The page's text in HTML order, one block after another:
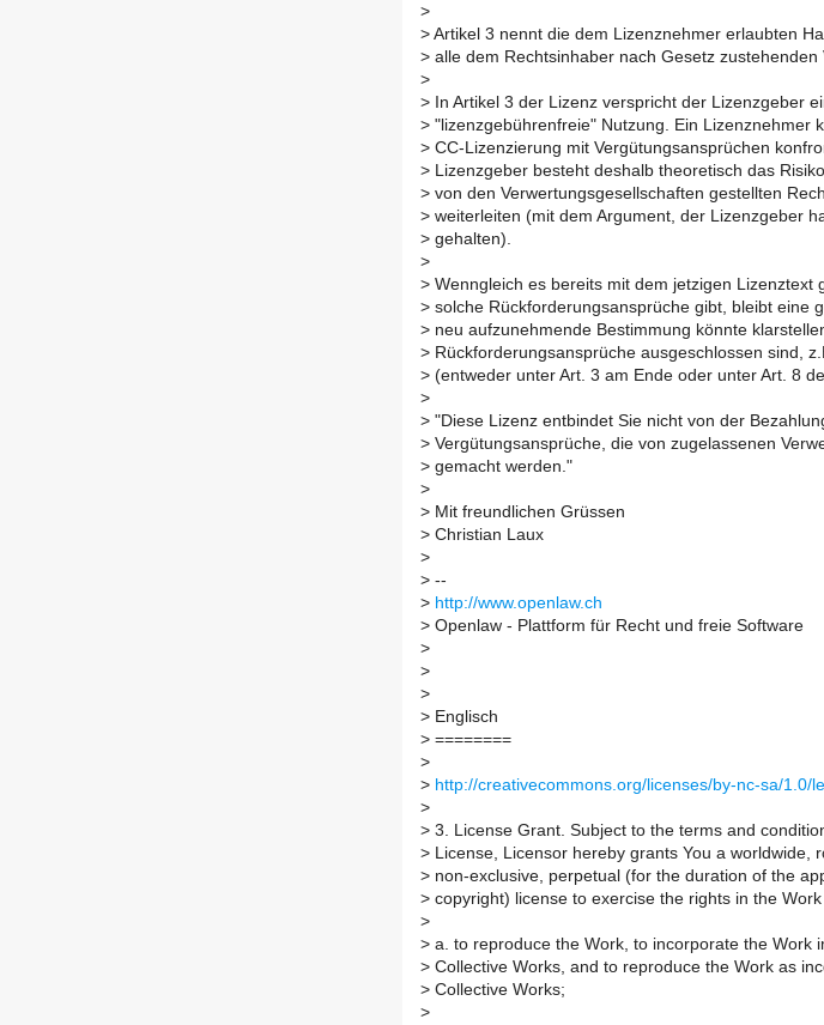
>
> Artikel 3 nennt die dem Lizenznehmer erlaubten
> alle dem Rechtsinhaber nach Gesetz zustehenden
>
> In Artikel 3 der Lizenz verspricht der Lizenzgeber
> "lizenzgebührenfreie" Nutzung. Ein Lizenznehmer
> CC-Lizenzierung mit Vergütungsansprüchen
> Lizenzgeber besteht deshalb theoretisch das
> von den Verwertungsgesellschaften gestellten
> weiterleiten (mit dem Argument, der Lizenzgeber
> gehalten).
>
> Wenngleich es bereits mit dem jetzigen Lizenztext
> solche Rückforderungsansprüche gibt, bleibt eine
> neu aufzunehmende Bestimmung könnte
> Rückforderungsansprüche ausgeschlossen sind,
> (entweder unter Art. 3 am Ende oder unter Art. 8
>
> "Diese Lizenz entbindet Sie nicht von der
> Vergütungsansprüche, die von zugelassenen
> gemacht werden."
>
> Mit freundlichen Grüssen
> Christian Laux
>
> --
> http://www.openlaw.ch
> Openlaw - Plattform für Recht und freie Software
>
>
>
> Englisch
> ========
>
> http://creativecommons.org/licenses/by-nc-sa/1.0/
>
> 3. License Grant. Subject to the terms and
> License, Licensor hereby grants You a worldwide,
> non-exclusive, perpetual (for the duration of the
> copyright) license to exercise the rights in the
>
> a. to reproduce the Work, to incorporate the Work
> Collective Works, and to reproduce the Work as
> Collective Works;
>